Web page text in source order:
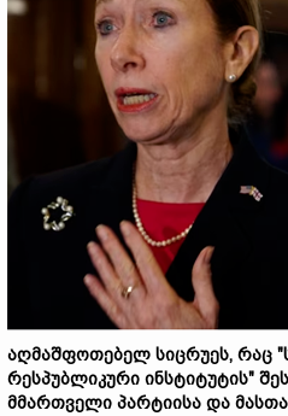
აღმაშფოთებელ სიცრუეს, რაც "
რესპუბლიკური ინსტიტუტის"
მმართველი პარტიისა და